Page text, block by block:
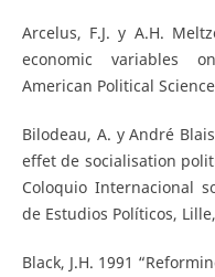
Arcelus, F.J. y A.H.
economic variables
American Political
Bilodeau, A. y André
effet de socialisation
Coloquio Internacional
de Estudios Políticos,
Black, J.H. 1991